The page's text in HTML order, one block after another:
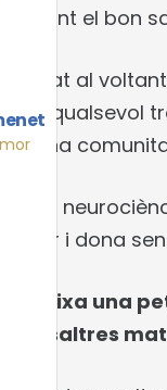
el bon
acabat al
a qualsevol
d’una
la
el cor i dona
deixa una
nosaltres